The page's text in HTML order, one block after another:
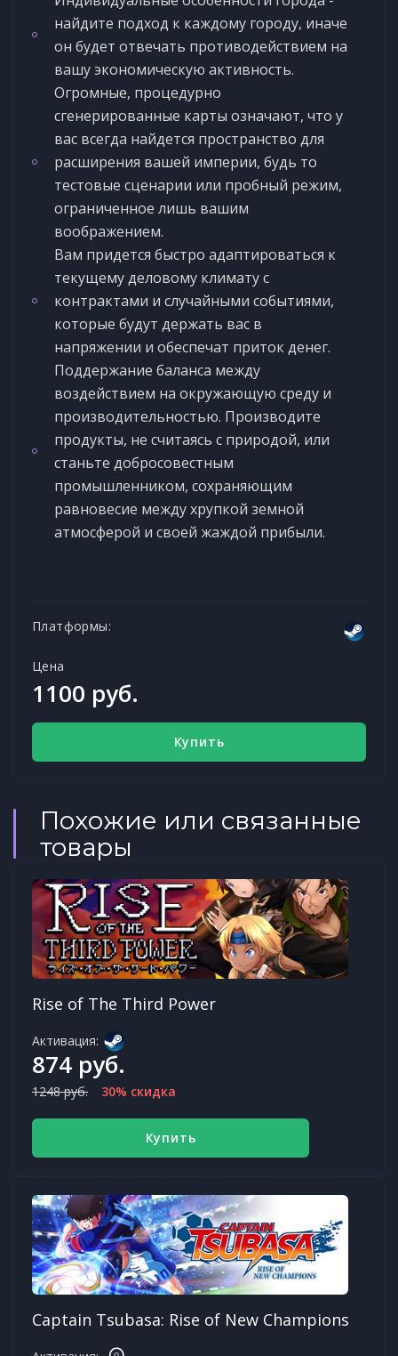
найдите подход к каждому городу, иначе
он будет отвечать противодействием на
вашу экономическую активность.
Огромные, процедурно
сгенерированные карты означают, что у
вас всегда найдется пространство для
расширения вашей империи, будь то
тестовые сценарии или пробный режим,
ограниченное лишь вашим
воображением.
Вам придется быстро адаптироваться к
текущему деловому климату с
контрактами и случайными событиями,
которые будут держать вас в
напряжении и обеспечат приток денег.
Поддержание баланса между
воздействием на окружающую среду и
производительностью. Производите
продукты, не считаясь с природой, или
станьте добросовестным
промышленником, сохраняющим
равновесие между хрупкой земной
атмосферой и своей жаждой прибыли.
Платформы:
Цена
1100 руб.
Купить
Похожие или связанные
товары
Rise of The Third Power
Активация:
874 руб.
1248 руб. 30% скидка
Купить
Captain Tsubasa: Rise of New Champions